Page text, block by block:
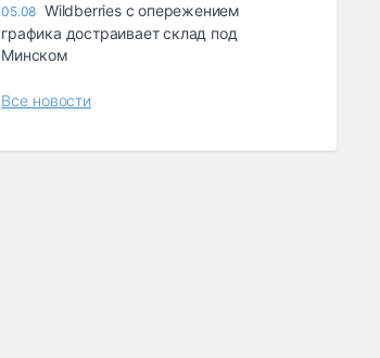
05.08 Wildberries с опережением
графика достраивает склад под
Минском
Все новости